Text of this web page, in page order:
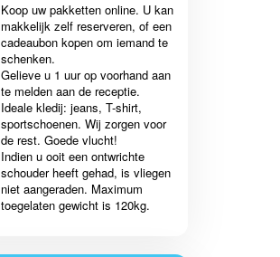
Koop uw pakketten online. U kan
makkelijk zelf reserveren, of een
cadeaubon kopen om iemand te
schenken.
Gelieve u 1 uur op voorhand aan
te melden aan de receptie.
Ideale kledij: jeans, T-shirt,
sportschoenen. Wij zorgen voor
de rest. Goede vlucht!
Indien u ooit een ontwrichte
schouder heeft gehad, is vliegen
niet aangeraden. Maximum
toegelaten gewicht is 120kg.